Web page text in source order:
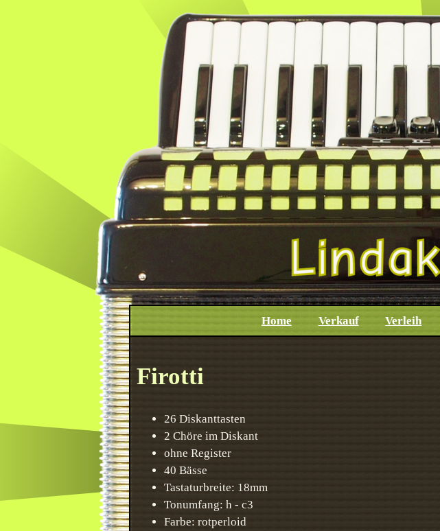
Home Verkauf Verleih
Firotti
26 Diskanttasten
2 Chöre im Diskant
ohne Register
40 Bässe
Tastaturbreite: 18mm
Tonumfang: h - c3
Farbe: rotperloid